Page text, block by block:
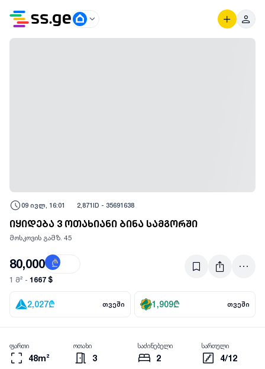
09 ივლ, 16:01 2,871ID - 35691638
იყიდება 3 ოთახიანი ბინა სამგორში
მოსკოვის გამზ. 45
80,000 ₾
1 მ² - 1667 $
2,027₾ თვეში 1,909₾ თვეში
48m²
ფართი
3
ოთახი
2
საძინებელი
4/12
სართული